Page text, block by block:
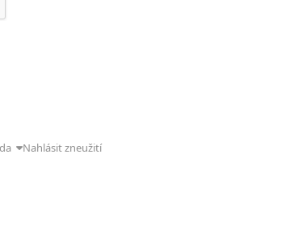
Nahlásit zneužití